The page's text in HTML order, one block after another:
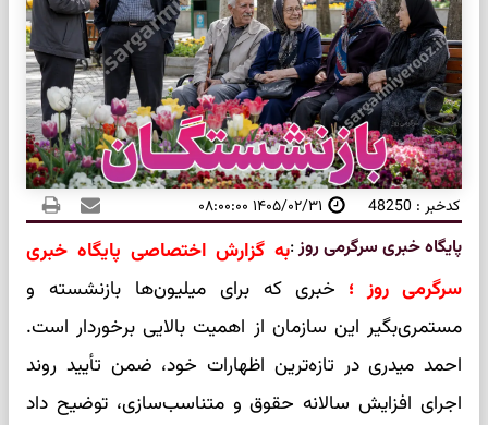
کدخبر : 48250 ۱۴۰۵/۰۲/۳۱ ۰۸:۰۰:۰۰
پایگاه خبری سرگرمی روز:به گزارش اختصاصی پایگاه خبری
سرگرمی روز ؛ خبری که برای میلیون‌ها بازنشسته و
مستمری‌بگیر این سازمان از اهمیت بالایی برخوردار است.
احمد میدری در تازه‌ترین اظهارات خود، ضمن تأیید روند
اجرای افزایش سالانه حقوق و متناسب‌سازی، توضیح داد